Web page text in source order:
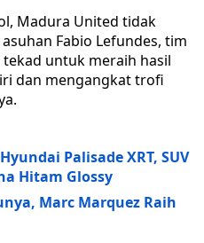
Madura United tidak
Fabio Lefundes, tim
untuk meraih hasil
dan mengangkat trofi
Palisade XRT, SUV
Hitam Glossy
Marc Marquez Raih